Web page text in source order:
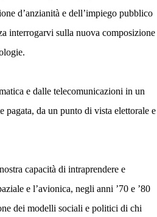
d’anzianità e dell’impiego pubblico
interrogarvi sulla nuova composizione
e dalle telecomunicazioni in un
pagata, da un punto di vista elettorale e
capacità di intraprendere e
e l’avionica, negli anni ’70 e ’80
dei modelli sociali e politici di chi